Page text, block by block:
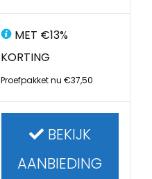
MET €13%
KORTING
Proefpakket nu €37,50
BEKIJK
AANBIEDING